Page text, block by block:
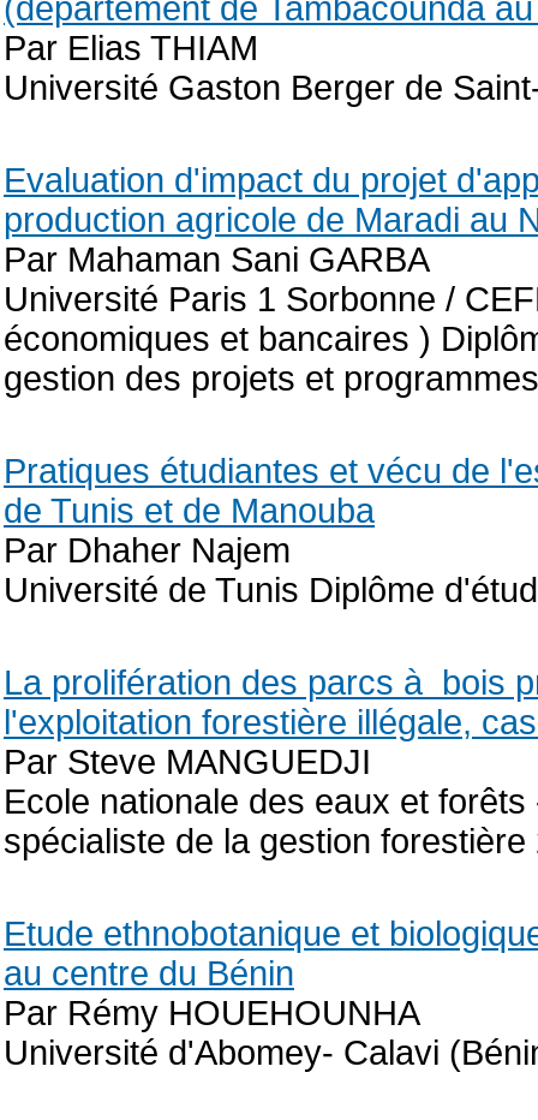
(département de Tambacounda
Par Elias THIAM
Université Gaston Berger de
Evaluation d'impact du projet
production agricole de Maradi au
Par Mahaman Sani GARBA
Université Paris 1 Sorbonne /
économiques et bancaires )
gestion des projets et
Pratiques étudiantes et vécu de
de Tunis et de Manouba
Par Dhaher Najem
Université de Tunis Diplôme
La prolifération des parcs à bois
l'exploitation forestière illégale,
Par Steve MANGUEDJI
Ecole nationale des eaux et
spécialiste de la gestion forestière
Etude ethnobotanique et
au centre du Bénin
Par Rémy HOUEHOUNHA
Université d'Abomey- Calavi